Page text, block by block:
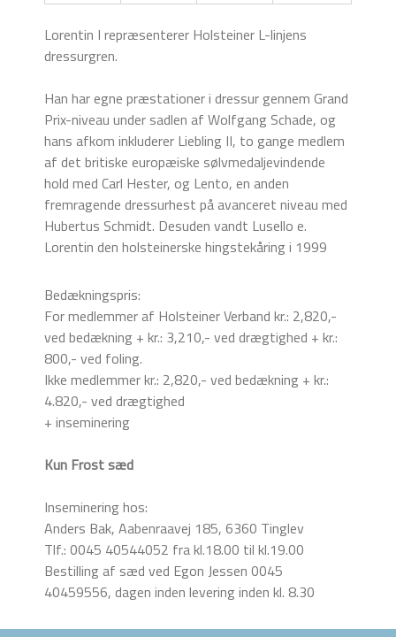
Lorentin I repræsenterer Holsteiner L-linjens
dressurgren.
Han har egne præstationer i dressur gennem Grand
Prix-niveau under sadlen af Wolfgang Schade, og
hans afkom inkluderer Liebling II, to gange medlem
af det britiske europæiske sølvmedaljevindende
hold med Carl Hester, og Lento, en anden
fremragende dressurhest på avanceret niveau med
Hubertus Schmidt. Desuden vandt Lusello e.
Lorentin den holsteinerske hingstekåring i 1999
Bedækningspris:
For medlemmer af Holsteiner Verband kr.: 2,820,-
ved bedækning + kr.: 3,210,- ved drægtighed + kr.:
800,- ved foling.
Ikke medlemmer kr.: 2,820,- ved bedækning + kr.:
4.820,- ved drægtighed
+ inseminering
Kun Frost sæd
Inseminering hos:
Anders Bak, Aabenraavej 185, 6360 Tinglev
Tlf.: 0045 40544052 fra kl.18.00 til kl.19.00
Bestilling af sæd ved Egon Jessen 0045
40459556, dagen inden levering inden kl. 8.30